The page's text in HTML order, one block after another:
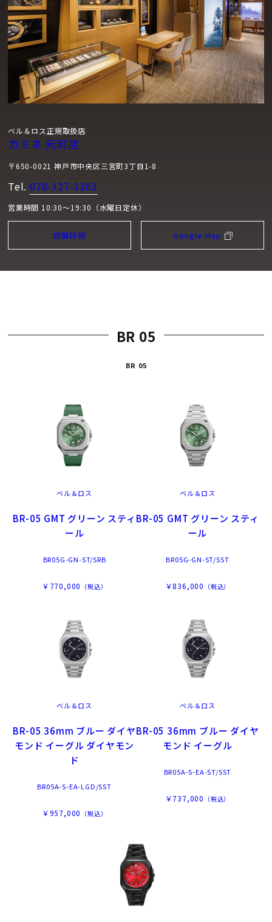
ベル＆ロス正規取扱店
カミネ 元町店
〒650-0021 神戸市中央区三宮町3丁目1-8
Tel. 078-327-3363
営業時間 10:30～19:30（水曜日定休）
店舗詳細 Google Map
BR 05
BR 05
ベル＆ロス
BR-05 GMT グリーン スティ
ール
BR05G-GN-ST/SRB
￥770,000 （税込）
ベル＆ロス
BR-05 GMT グリーン スティ
ール
BR05G-GN-ST/SST
￥836,000 （税込）
ベル＆ロス
BR-05 36mm ブルー ダイヤ
モンド イーグル ダイヤモン
ド
BR05A-S-EA-LGD/SST
￥957,000 （税込）
ベル＆ロス
BR-05 36mm ブルー ダイヤ
モンド イーグル
BR05A-S-EA-ST/SST
￥737,000 （税込）